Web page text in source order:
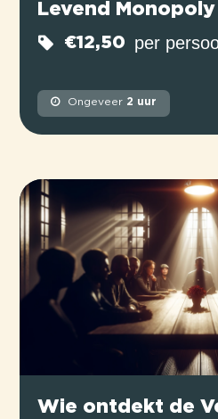
Levend Monopoly
€12,50 per
Ongeveer 2 uur
Wie ontdekt de